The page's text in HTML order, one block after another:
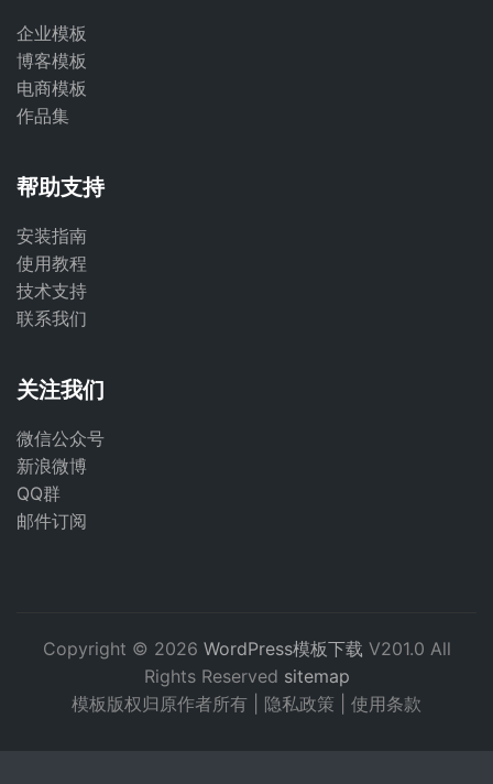
企业模板
博客模板
电商模板
作品集
帮助支持
安装指南
使用教程
技术支持
联系我们
关注我们
微信公众号
新浪微博
QQ群
邮件订阅
Copyright © 2026 WordPress模板下载 V201.0 All
Rights Reserved sitemap
模板版权归原作者所有 | 隐私政策 使用条款